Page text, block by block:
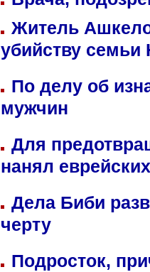
Житель
убийству семьи
По делу об
мужчин
Для
нанял
Дела Биби
черту
Подросток,